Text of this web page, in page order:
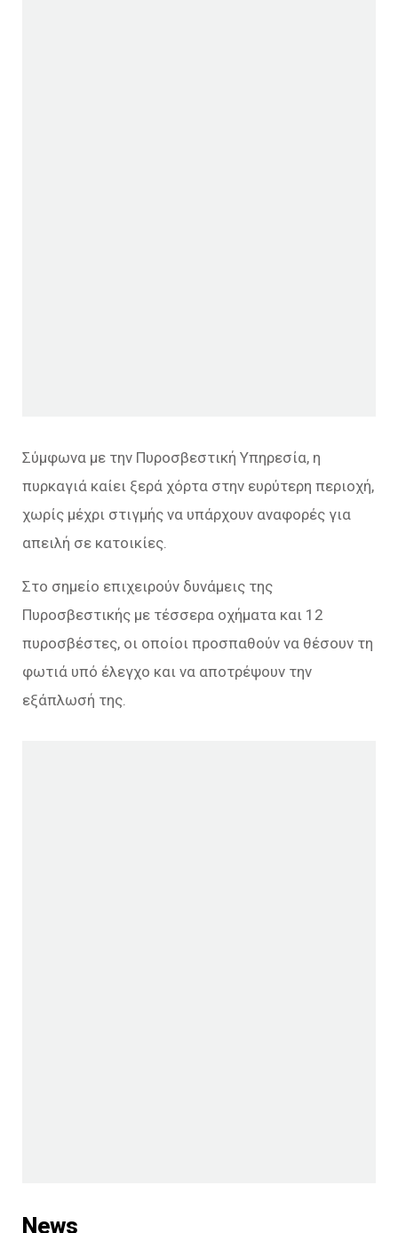
Σύμφωνα με την Πυροσβεστική Υπηρεσία, η
πυρκαγιά καίει ξερά χόρτα στην ευρύτερη περιοχή,
χωρίς μέχρι στιγμής να υπάρχουν αναφορές για
απειλή σε κατοικίες.
Στο σημείο επιχειρούν δυνάμεις της
Πυροσβεστικής με τέσσερα οχήματα και 12
πυροσβέστες, οι οποίοι προσπαθούν να θέσουν τη
φωτιά υπό έλεγχο και να αποτρέψουν την
εξάπλωσή της.
News